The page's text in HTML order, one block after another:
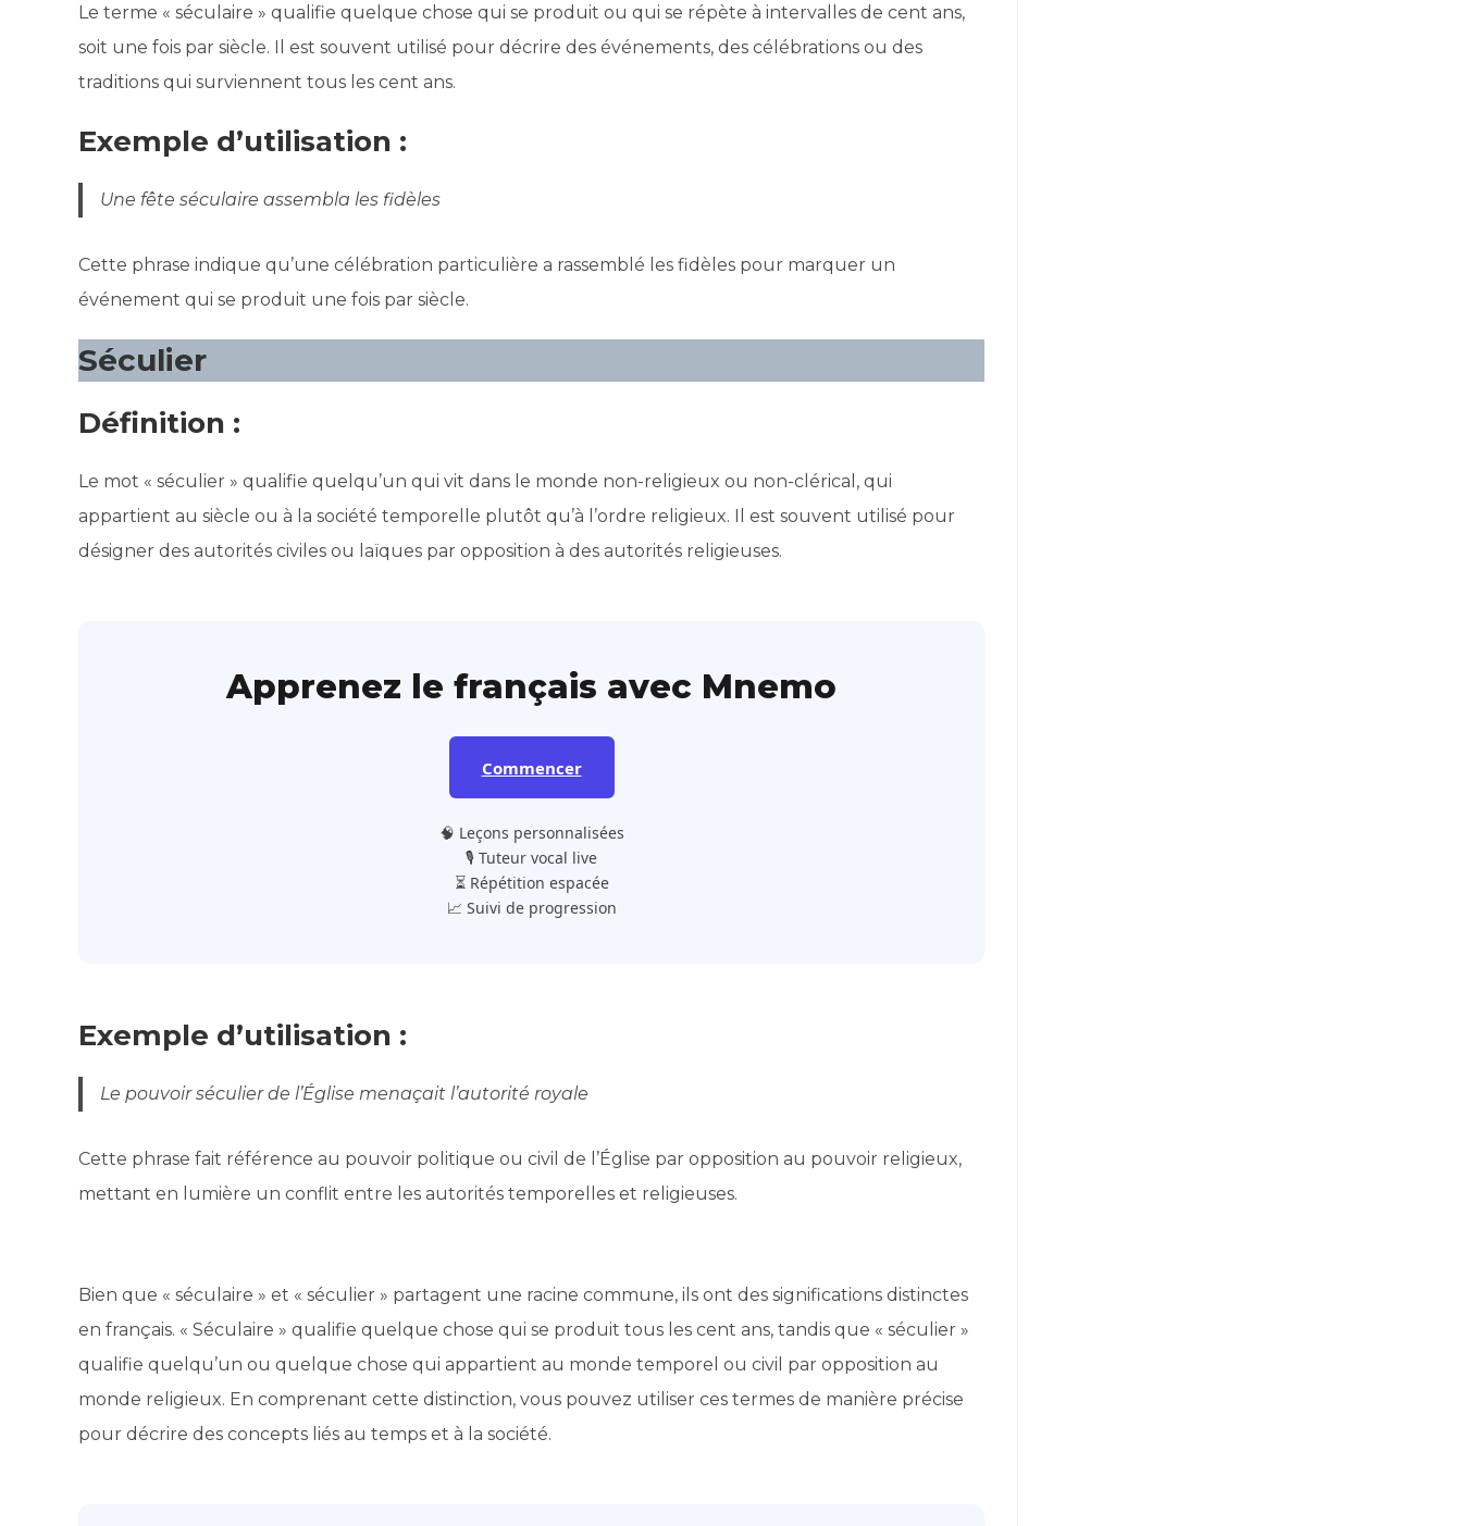
Le terme « séculaire » qualifie quelque chose qui se produit ou qui se répète à intervalles de cent ans,
soit une fois par siècle. Il est souvent utilisé pour décrire des événements, des célébrations ou des
traditions qui surviennent tous les cent ans.
Exemple d’utilisation :
Une fête séculaire assembla les fidèles
Cette phrase indique qu’une célébration particulière a rassemblé les fidèles pour marquer un
événement qui se produit une fois par siècle.
Séculier
Définition :
Le mot « séculier » qualifie quelqu’un qui vit dans le monde non-religieux ou non-clérical, qui
appartient au siècle ou à la société temporelle plutôt qu’à l’ordre religieux. Il est souvent utilisé pour
désigner des autorités civiles ou laïques par opposition à des autorités religieuses.
Apprenez le français avec Mnemo
Commencer
🧠 Leçons personnalisées
🎙️ Tuteur vocal live
⏳ Répétition espacée
📈 Suivi de progression
Exemple d’utilisation :
Le pouvoir séculier de l’Église menaçait l’autorité royale
Cette phrase fait référence au pouvoir politique ou civil de l’Église par opposition au pouvoir religieux,
mettant en lumière un conflit entre les autorités temporelles et religieuses.
Bien que « séculaire » et « séculier » partagent une racine commune, ils ont des significations distinctes
en français. « Séculaire » qualifie quelque chose qui se produit tous les cent ans, tandis que « séculier »
qualifie quelqu’un ou quelque chose qui appartient au monde temporel ou civil par opposition au
monde religieux. En comprenant cette distinction, vous pouvez utiliser ces termes de manière précise
pour décrire des concepts liés au temps et à la société.